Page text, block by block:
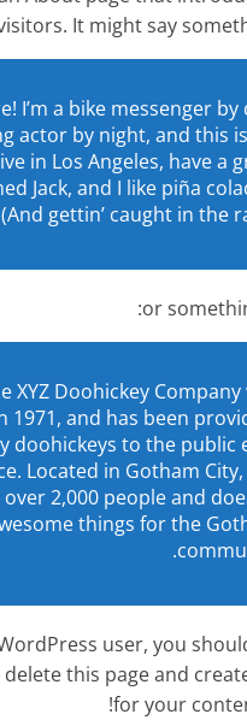
It might say
I’m a bike messenger by
actor by night, and this
in Los Angeles, have a
Jack, and I like piña
(And gettin’ caught in the
XYZ Doohickey Company
1971, and has been
doohickeys to the public
Located in Gotham City,
2,000 people and
things for the
user, you
this page and
for your